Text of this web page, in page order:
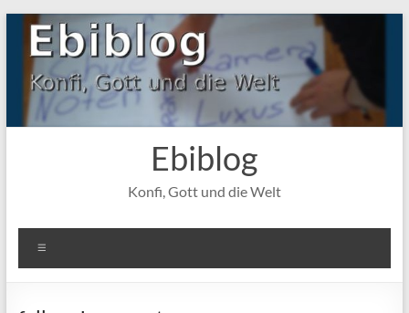
Zum
Inhalt
springen
Ebiblog
Konfi, Gott und die Welt